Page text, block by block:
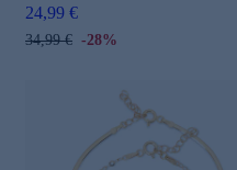
24,99 €
34,99 € -28%